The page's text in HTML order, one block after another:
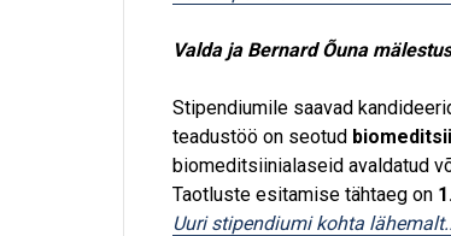
Valda ja Bernard Õuna
Stipendiumile saavad
teadustöö on seotud
biomeditsiinialaseid avaldatud
Taotluste esitamise tähtaeg on
Uuri stipendiumi kohta